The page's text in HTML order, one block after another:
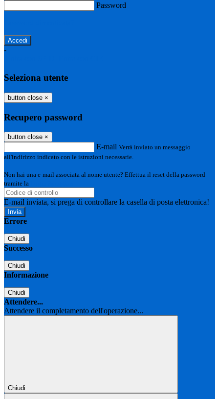
Password
-
Seleziona utente
button close ×
Recupero password
button close ×
E-mail Verrà inviato un messaggio
all'indirizzo indicato con le istruzioni necessarie.
Non hai una e-mail associata al nome utente? Effettua il reset della password
tramite la
E-mail inviata, si prega di controllare la casella di posta elettronica!
Errore
Chiudi
Successo
Chiudi
Informazione
Chiudi
Attendere...
Attendere il completamento dell'operazione...
Chiudi